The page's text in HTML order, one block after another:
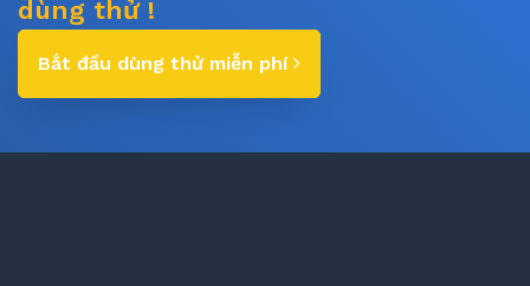
dùng thử !
Bắt đầu dùng thử miễn phí